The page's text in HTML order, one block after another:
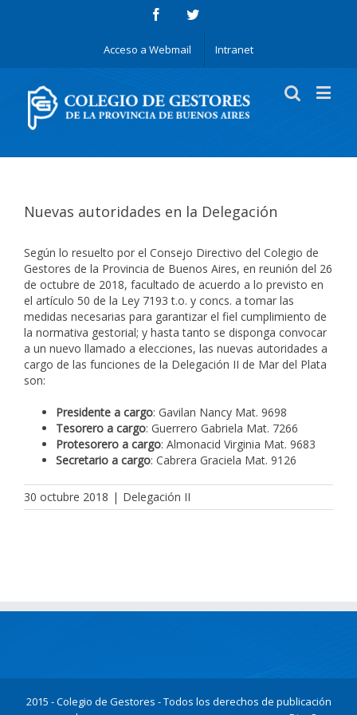
Acceso a Webmail Intranet
Nuevas autoridades en la Delegación
Según lo resuelto por el Consejo Directivo del Colegio de
Gestores de la Provincia de Buenos Aires, en reunión del 26
de octubre de 2018, facultado de acuerdo a lo previsto en
el artículo 50 de la Ley 7193 t.o. y concs. a tomar las
medidas necesarias para garantizar el fiel cumplimiento de
la normativa gestorial; y hasta tanto se disponga convocar
a un nuevo llamado a elecciones, las nuevas autoridades a
cargo de las funciones de la Delegación II de Mar del Plata
son:
Presidente a cargo: Gavilan Nancy Mat. 9698
Tesorero a cargo: Guerrero Gabriela Mat. 7266
Protesorero a cargo: Almonacid Virginia Mat. 9683
Secretario a cargo: Cabrera Graciela Mat. 9126
30 octubre 2018 | Delegación II
2015 - Colegio de Gestores - Todos los derechos de publicación